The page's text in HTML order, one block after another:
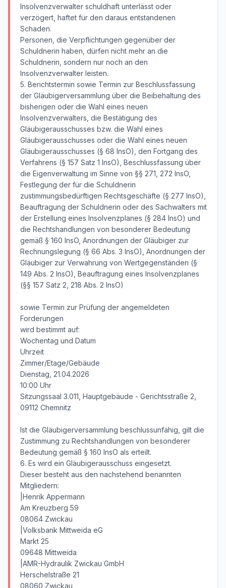
Insolvenzverwalter schuldhaft unterlässt oder
verzögert, haftet für den daraus entstandenen
Schaden.
Personen, die Verpflichtungen gegenüber der
Schuldnerin haben, dürfen nicht mehr an die
Schuldnerin, sondern nur noch an den
Insolvenzverwalter leisten.
5. Berichtstermin sowie Termin zur Beschlussfassung
der Gläubigerversammlung über die Beibehaltung des
bisherigen oder die Wahl eines neuen
Insolvenzverwalters, die Bestätigung des
Gläubigerausschusses bzw. die Wahl eines
Gläubigerausschusses oder die Wahl eines neuen
Gläubigerausschusses (§ 68 InsO), den Fortgang des
Verfahrens (§ 157 Satz 1 InsO), Beschlussfassung über
die Eigenverwaltung im Sinne von §§ 271, 272 InsO,
Festlegung der für die Schuldnerin
zustimmungsbedürftigen Rechtsgeschäfte (§ 277 InsO),
Beauftragung der Schuldnerin oder des Sachwalters mit
der Erstellung eines Insolvenzplanes (§ 284 InsO) und
die Rechtshandlungen von besonderer Bedeutung
gemäß § 160 InsO, Anordnungen der Gläubiger zur
Rechnungslegung (§ 66 Abs. 3 InsO), Anordnungen der
Gläubiger zur Verwahrung von Wertgegenständen (§
149 Abs. 2 InsO), Beauftragung eines Insolvenzplanes
(§§ 157 Satz 2, 218 Abs. 2 InsO)
sowie Termin zur Prüfung der angemeldeten
Forderungen
wird bestimmt auf:
Wochentag und Datum
Uhrzeit
Zimmer/Etage/Gebäude
Dienstag, 21.04.2026
10:00 Uhr
Sitzungssaal 3.011, Hauptgebäude - Gerichtsstraße 2,
09112 Chemnitz
Ist die Gläubigerversammlung beschlussunfähig, gilt die
Zustimmung zu Rechtshandlungen von besonderer
Bedeutung gemäß § 160 InsO als erteilt.
6. Es wird ein Gläubigerausschuss eingesetzt.
Dieser besteht aus den nachstehend benannten
Mitgliedern:
|Henrik Appermann
Am Kreuzberg 59
08064 Zwickau
|Volksbank Mittweida eG
Markt 25
09648 Mittweida
|AMR-Hydraulik Zwickau GmbH
Herschelstraße 21
08060 Zwickau